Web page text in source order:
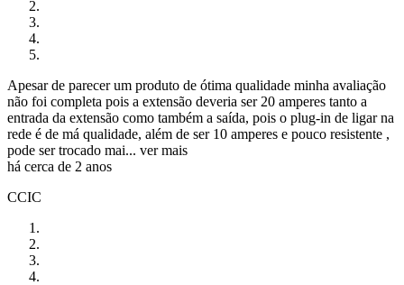
Apesar de parecer um produto de ótima qualidade minha avaliação
não foi completa pois a extensão deveria ser 20 amperes tanto a
entrada da extensão como também a saída, pois o plug-in de ligar na
rede é de má qualidade, além de ser 10 amperes e pouco resistente ,
pode ser trocado mai... ver mais
há cerca de 2 anos
CCIC